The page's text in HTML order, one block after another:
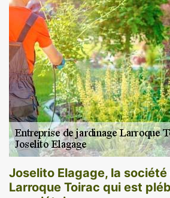
Joselito Elagage, la
Larroque Toirac qui est